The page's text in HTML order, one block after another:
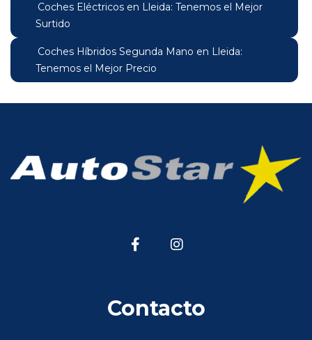
Coches Eléctricos en Lleida: Tenemos el Mejor
Surtido
Coches Híbridos Segunda Mano en Lleida:
Tenemos el Mejor Precio
Contacto